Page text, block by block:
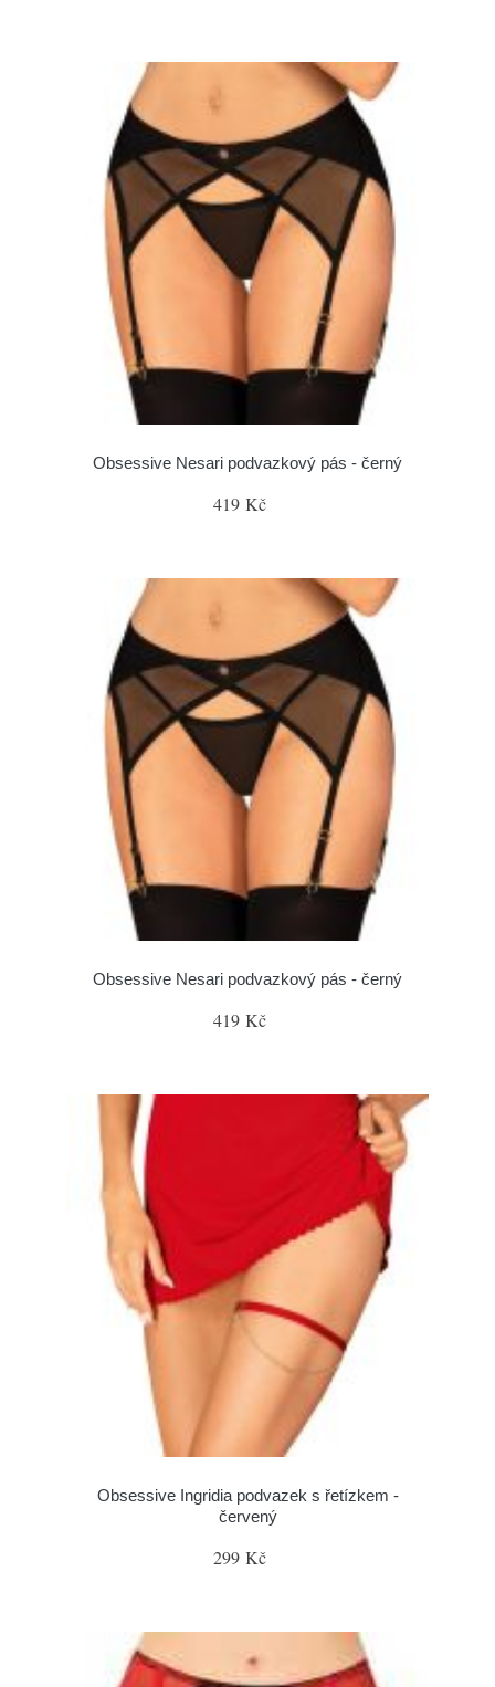
Obsessive Nesari podvazkový pás - černý
419 Kč
Obsessive Nesari podvazkový pás - černý
419 Kč
Obsessive Ingridia podvazek s řetízkem -
červený
299 Kč